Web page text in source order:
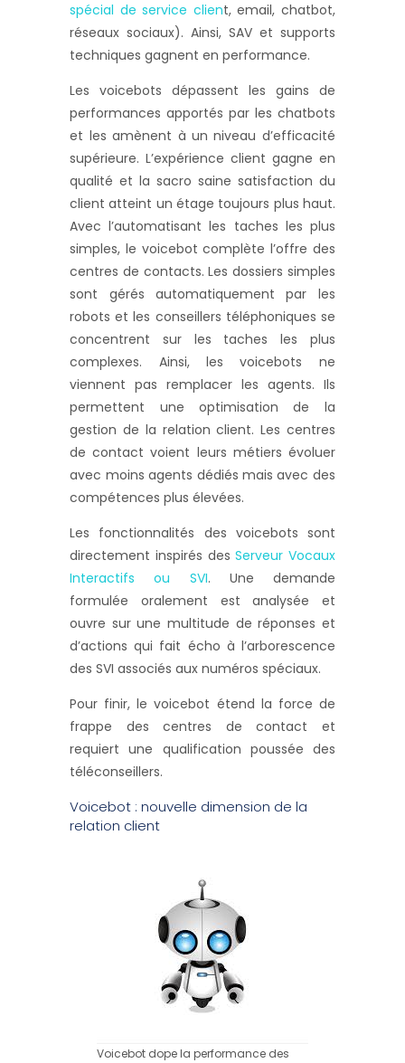
spécial de service client, email, chatbot,
réseaux sociaux). Ainsi, SAV et supports
techniques gagnent en performance.
Les voicebots dépassent les gains de
performances apportés par les chatbots
et les amènent à un niveau d’efficacité
supérieure. L’expérience client gagne en
qualité et la sacro saine satisfaction du
client atteint un étage toujours plus haut.
Avec l’automatisant les taches les plus
simples, le voicebot complète l’offre des
centres de contacts. Les dossiers simples
sont gérés automatiquement par les
robots et les conseillers téléphoniques se
concentrent sur les taches les plus
complexes. Ainsi, les voicebots ne
viennent pas remplacer les agents. Ils
permettent une optimisation de la
gestion de la relation client. Les centres
de contact voient leurs métiers évoluer
avec moins agents dédiés mais avec des
compétences plus élevées.
Les fonctionnalités des voicebots sont
directement inspirés desServeur Vocaux
Interactifs ou SVI. Une demande
formulée oralement est analysée et
ouvre sur une multitude de réponses et
d’actions qui fait écho à l’arborescence
des SVI associés aux numéros spéciaux.
Pour finir, le voicebot étend la force de
frappe des centres de contact et
requiert une qualification poussée des
téléconseillers.
Voicebot : nouvelle dimension de la
relation client
Voicebot dope la performance des